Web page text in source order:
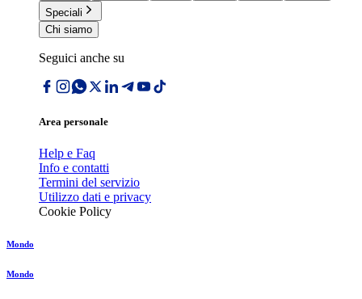
Speciali
Chi siamo
Seguici anche su
Area personale
Help e Faq
Info e contatti
Termini del servizio
Utilizzo dati e privacy
Cookie Policy
Mondo
Mondo